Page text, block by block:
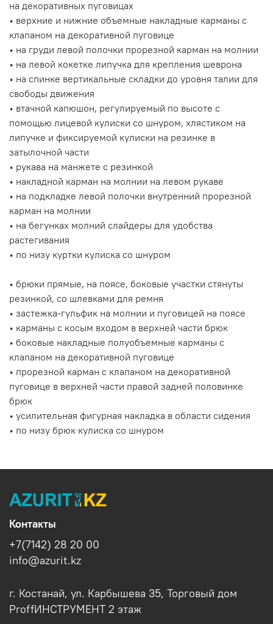
на декоративных пуговицах
• верхние и нижние объемные накладные карманы с
клапаном на декоративной пуговице
• на груди левой полочки прорезной карман на молнии
• на левой кокетке липучка для крепления шеврона
• на спинке вертикальные складки до уровня талии для
свободы движения
• втачной капюшон, регулируемый по высоте с
помощью лицевой кулиски со шнуром, хлястиком на
липучке и фиксируемой кулиски на резинке в
затылочной части
• рукава на манжете с резинкой
• накладной карман на молнии на левом рукаве
• на подкладке левой полочки внутренний прорезной
карман на молнии
• на бегунках молний слайдеры для удобства
растегивания
• по низу куртки кулиска со шнуром
• брюки прямые, на поясе, боковые участки стянуты
резинкой, со шлевками для ремня
• застежка-гульфик на молнии и пуговицей на поясе
• карманы с косым входом в верхней части брюк
• боковые накладные полуобъемные карманы с
клапаном на декоративной пуговице
• прорезной карман с клапаном на декоративной
пуговице в верхней части правой задней половинке
брюк
• усилительная фигурная накладка в области сидения
• по низу брюк кулиска со шнуром
Контакты
+7(7142) 28 20 00
info@azurit.kz
г. Костанай, ул. Карбышева 35, Торговый дом
ProffИНСТРУМЕНТ 2 этаж